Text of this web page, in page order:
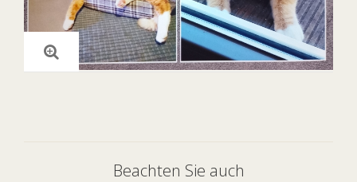
Beachten Sie auch